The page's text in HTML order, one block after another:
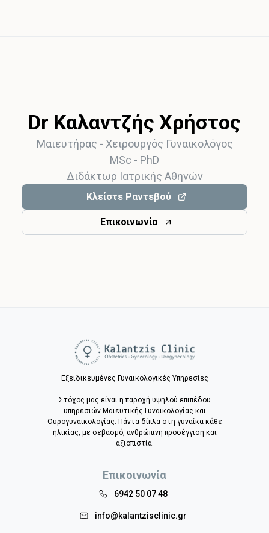
Dr Καλαντζής Χρήστος
Μαιευτήρας - Χειρoυργός Γυναικολόγος
MSc - PhD
Διδάκτωρ Ιατρικής Αθηνών
Κλείστε Ραντεβού
Επικοινωνία
Εξειδικευμένες Γυναικολογικές Υπηρεσίες
Στόχος μας είναι η παροχή υψηλού επιπέδου
υπηρεσιών Μαιευτικής-Γυναικολογίας και
Ουρογυναικολογίας. Πάντα δίπλα στη γυναίκα κάθε
ηλικίας, με σεβασμό, ανθρώπινη προσέγγιση και
αξιοπιστία.
Επικοινωνία
6942 50 07 48
info@kalantzisclinic.gr